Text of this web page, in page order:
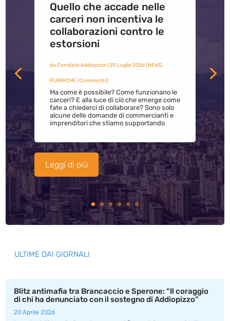
Quello che accade nelle
carceri non incentiva le
collaborazioni contro le
estorsioni
da Comitato Addiopizzo| 25 Luglio 2026| NEWS,
RUBRICHE| Commenti 0
Ma come è possibile? Come funzionano le
carceri? E alla luce di ciò che emerge come
fate a chiederci di collaborare? Sono solo
alcune delle domande di commercianti e
imprenditori che stiamo supportando
Leggi di più
ULTIME DAI GIORNALI
Blitz antimafia tra Brancaccio e Sperone: “Il coraggio
di chi ha denunciato con il sostegno di Addiopizzo”
20 Aprile 2026